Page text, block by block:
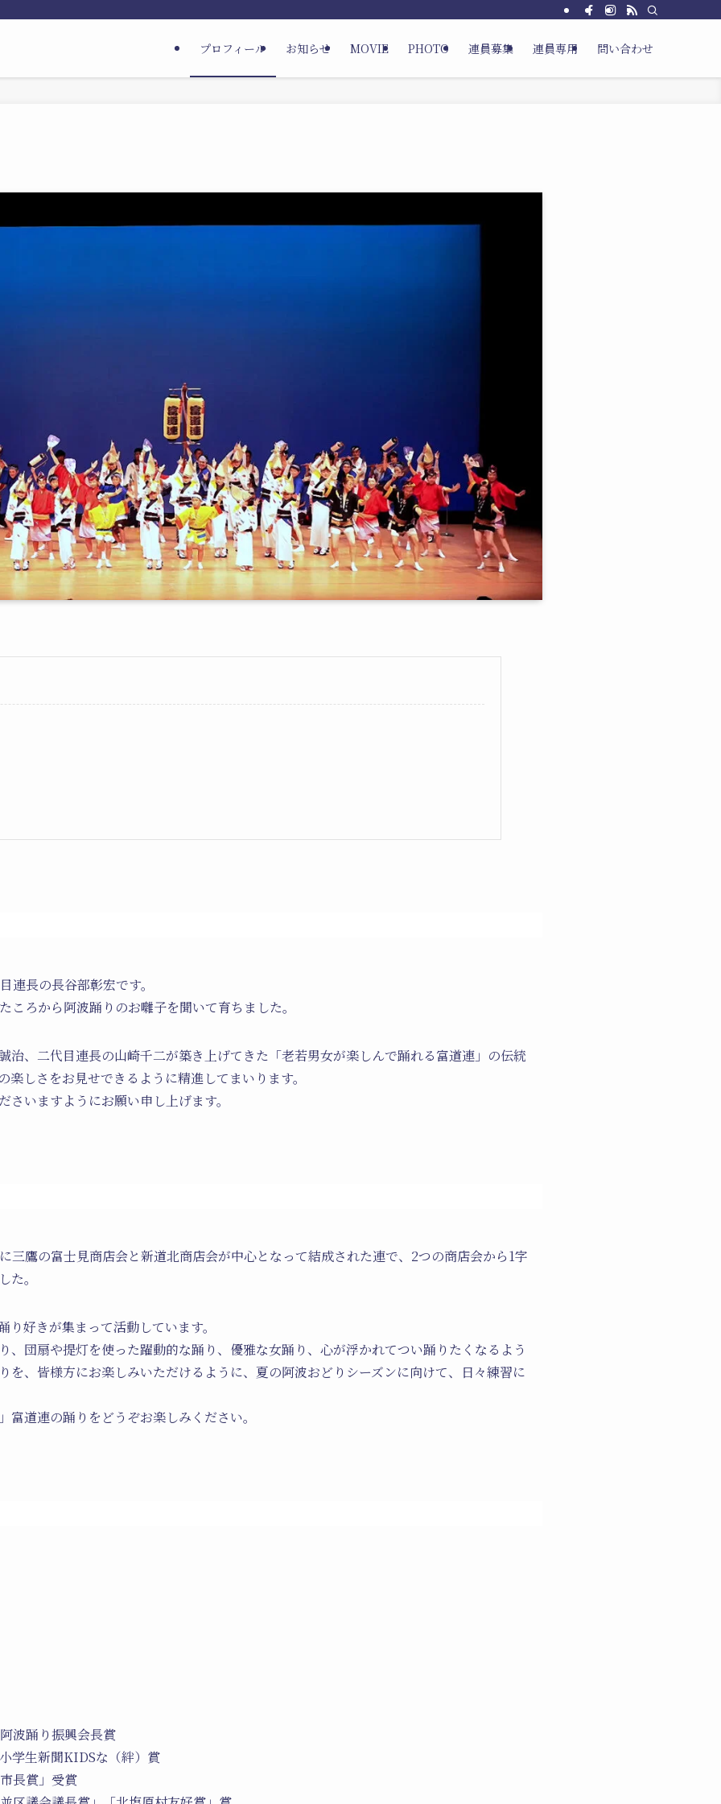
プロフィール お知らせ MOVIE PHOTO 連員募集 連員専用 問い合わせ
連長の長谷部彰宏です。
ころから阿波踊りのお囃子を聞いて育ちました。
治、二代目連長の山崎千二が築き上げてきた「老若男女が楽しんで踊れる富道連」の伝統
楽しさをお見せできるように精進してまいります。
いますようにお願い申し上げます。
三鷹の富士見商店会と新道北商店会が中心となって結成された連で、2つの商店会から1字
た。
好きが集まって活動しています。
、団扇や提灯を使った躍動的な踊り、優雅な女踊り、心が浮かれてつい踊りたくなるよう
を、皆様方にお楽しみいただけるように、夏の阿波おどりシーズンに向けて、日々練習に
富道連の踊りをどうぞお楽しみください。
波踊り振興会長賞
学生新聞KIDSな（絆）賞
長賞」受賞